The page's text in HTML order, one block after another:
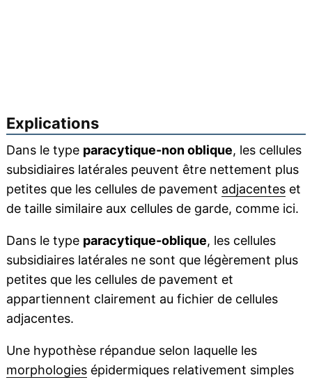
Explications
Dans le type paracytique-non oblique, les cellules
subsidiaires latérales peuvent être nettement plus
petites que les cellules de pavement adjacenteset
de taille similaire aux cellules de garde, comme ici.
Dans le type paracytique-oblique, les cellules
subsidiaires latérales ne sont que légèrement plus
petites que les cellules de pavement et
appartiennent clairement au fichier de cellules
adjacentes.
Une hypothèse répandue selon laquelle les
morphologiesépidermiques relativement simples